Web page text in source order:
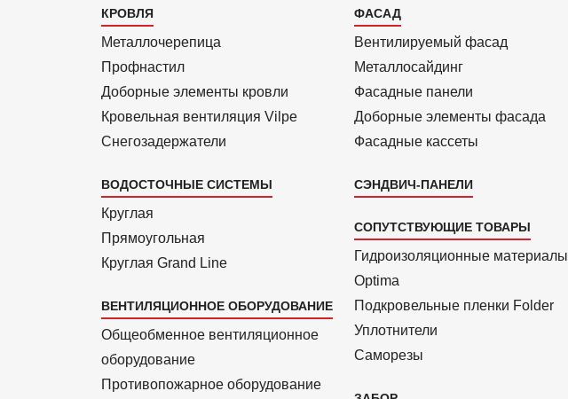
Каталог
1
КРОВЛЯ
Металлочерепица
Профнастил
Доборные элементы кровли
Кровельная вентиляция Vilpe
Снегозадержатели
ВОДОСТОЧНЫЕ СИСТЕМЫ
Круглая
Прямоуголь­ная
Круглая Grand Line
ВЕНТИЛЯЦИОННОЕ ОБОРУДОВАНИЕ
Общеобменное вентиляционное
оборудование
Противопожарное оборудование
Каталог
2
ФАСАД
Вентилиру­емый фасад
Металло­сайдинг
Фасадные панели
Доборные элементы фасада
Фасадные кассеты
СЭНДВИЧ-ПАНЕЛИ
СОПУТСТВУЮЩИЕ ТОВАРЫ
Гидроизоля­ционные материалы
Optima
Подкровель­ные пленки Folder
Уплотнители
Саморезы